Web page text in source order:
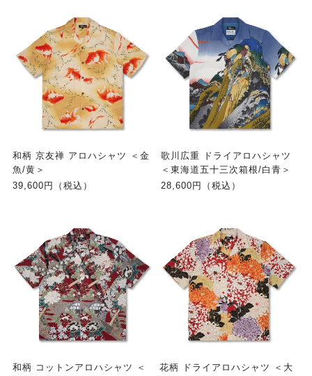
和柄 京友禅 アロハシャツ ＜金
魚/黄＞
39,600円（税込）
歌川広重 ドライアロハシャツ
＜東海道五十三次箱根/白青＞
28,600円（税込）
和柄 コットンアロハシャツ ＜
花柄 ドライアロハシャツ ＜大